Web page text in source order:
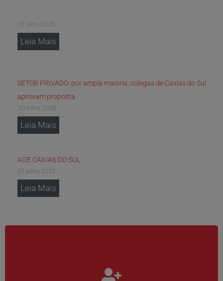
31 julho 2026
Leia Mais
SETOR PRIVADO: por ampla maioria, colegas de Caxias do Sul
aprovam proposta
30 julho 2026
Leia Mais
AGE CAXIAS DO SUL
27 julho 2026
Leia Mais